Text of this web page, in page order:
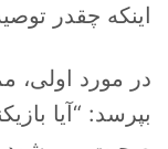
اینکه چقدر
در مورد اولی،
بپرسد: “آیا